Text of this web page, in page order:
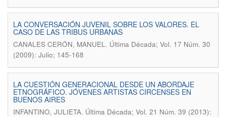
LA CONVERSACIÓN JUVENIL SOBRE LOS VALORES. EL
CASO DE LAS TRIBUS URBANAS
CANALES CERÓN, MANUEL. Última Década; Vol. 17 Núm. 30
(2009): Julio; 145-168
LA CUESTIÓN GENERACIONAL DESDE UN ABORDAJE
ETNOGRÁFICO. JÓVENES ARTISTAS CIRCENSES EN
BUENOS AIRES
INFANTINO, JULIETA. Última Década; Vol. 21 Núm. 39 (2013):